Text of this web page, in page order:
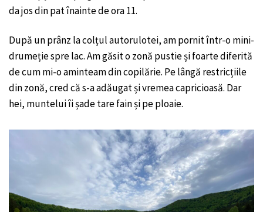
da jos din pat înainte de ora 11.
După un prânz la colțul autorulotei, am pornit într-o mini-
drumeție spre lac. Am găsit o zonă pustie și foarte diferită
de cum mi-o aminteam din copilărie. Pe lângă restricțiile
din zonă, cred că s-a adăugat și vremea capricioasă. Dar
hei, muntelui îi șade tare fain și pe ploaie.